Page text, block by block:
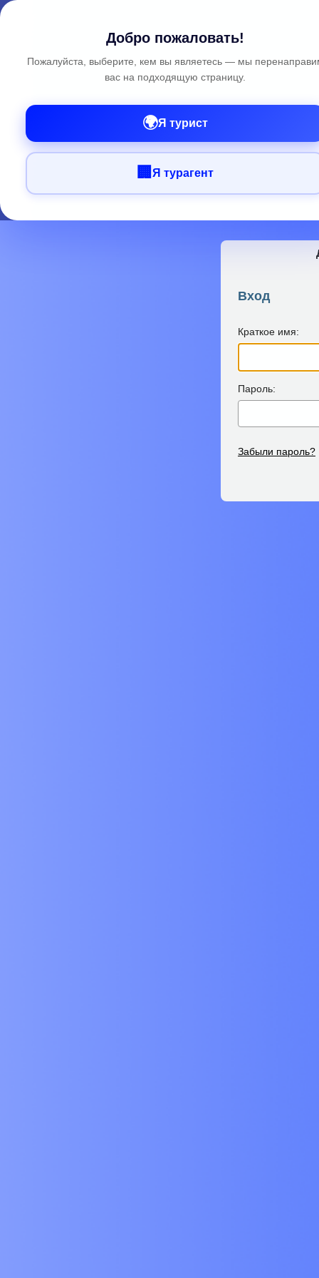
Вход
Краткое имя:
Пароль:
Забыли пароль?
Добро пожаловать!
Пожалуйста, выберите, кем вы являетесь — мы
вас на подходящую страницу.
🌍Я турист
🏢 Я турагент